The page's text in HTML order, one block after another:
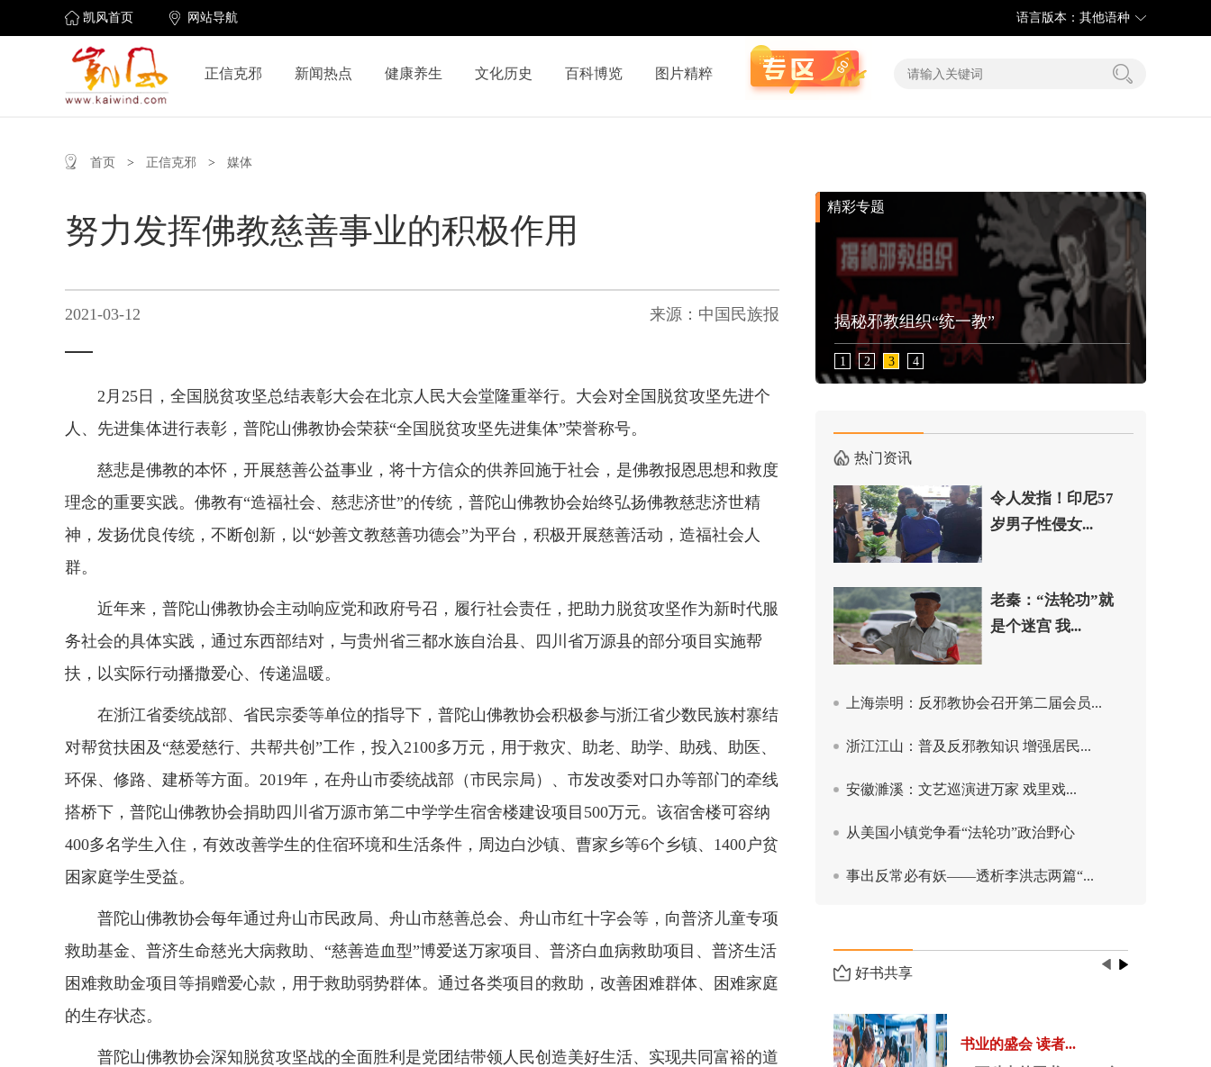
凯风首页 网站导航 语言版本：其他语种
正信克邪 新闻热点 健康养生 文化历史 百科博览 图片精粹
首页 > 正信克邪 > 媒体
努力发挥佛教慈善事业的积极作用
2021-03-12 来源：中国民族报
2月25日，全国脱贫攻坚总结表彰大会在北京人民大会堂隆重举行。大会对全国脱贫攻坚先进个
人、先进集体进行表彰，普陀山佛教协会荣获“全国脱贫攻坚先进集体”荣誉称号。
慈悲是佛教的本怀，开展慈善公益事业，将十方信众的供养回施于社会，是佛教报恩思想和救度
理念的重要实践。佛教有“造福社会、慈悲济世”的传统，普陀山佛教协会始终弘扬佛教慈悲济世精
神，发扬优良传统，不断创新，以“妙善文教慈善功德会”为平台，积极开展慈善活动，造福社会人
群。
近年来，普陀山佛教协会主动响应党和政府号召，履行社会责任，把助力脱贫攻坚作为新时代服
务社会的具体实践，通过东西部结对，与贵州省三都水族自治县、四川省万源县的部分项目实施帮
扶，以实际行动播撒爱心、传递温暖。
在浙江省委统战部、省民宗委等单位的指导下，普陀山佛教协会积极参与浙江省少数民族村寨结
对帮贫扶困及“慈爱慈行、共帮共创”工作，投入2100多万元，用于救灾、助老、助学、助残、助医、
环保、修路、建桥等方面。2019年，在舟山市委统战部（市民宗局）、市发改委对口办等部门的牵线
搭桥下，普陀山佛教协会捐助四川省万源市第二中学学生宿舍楼建设项目500万元。该宿舍楼可容纳
400多名学生入住，有效改善学生的住宿环境和生活条件，周边白沙镇、曹家乡等6个乡镇、1400户贫
困家庭学生受益。
普陀山佛教协会每年通过舟山市民政局、舟山市慈善总会、舟山市红十字会等，向普济儿童专项
救助基金、普济生命慈光大病救助、“慈善造血型”博爱送万家项目、普济白血病救助项目、普济生活
困难救助金项目等捐赠爱心款，用于救助弱势群体。通过各类项目的救助，改善困难群体、困难家庭
的生存状态。
普陀山佛教协会深知脱贫攻坚战的全面胜利是党团结带领人民创造美好生活、实现共同富裕的道